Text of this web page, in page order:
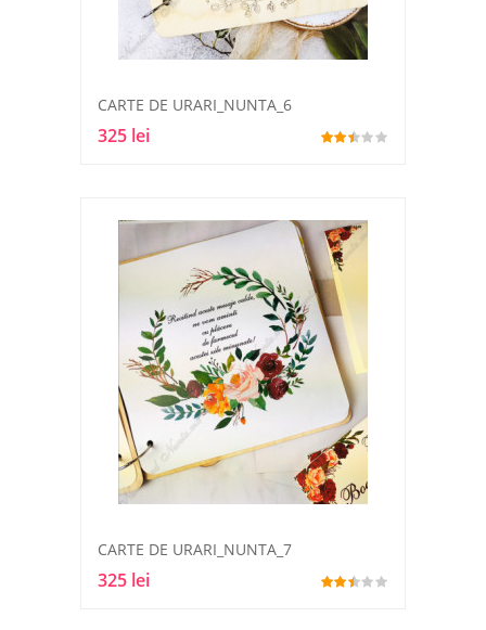
CARTE DE URARI_NUNTA_6
325 lei
CARTE DE URARI_NUNTA_7
325 lei